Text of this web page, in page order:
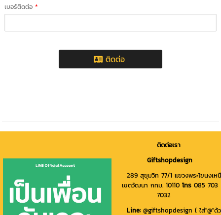
เบอร์ติดต่อ*
ติดต่อ
ติดต่อเรา
Giftshopdesign
289 สุขุมวิท 77/1 แขวงพระโขนงเห
เขตวัฒนา กทม. 10110โทร085 703
7032
Line: @giftshopdesign ( ใส่"@"ด้